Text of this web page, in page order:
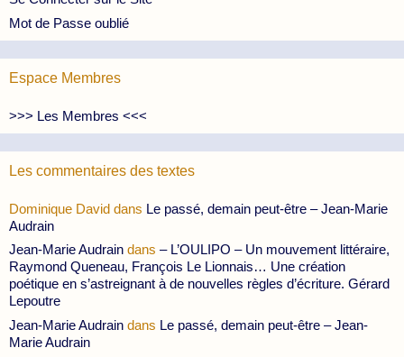
Mot de Passe oublié
Espace Membres
>>> Les Membres <<<
Les commentaires des textes
Dominique David dans Le passé, demain peut-être – Jean-Marie
Audrain
Jean-Marie Audrain dans – L’OULIPO – Un mouvement littéraire,
Raymond Queneau, François Le Lionnais… Une création
poétique en s’astreignant à de nouvelles règles d’écriture. Gérard
Lepoutre
Jean-Marie Audrain dans Le passé, demain peut-être – Jean-
Marie Audrain